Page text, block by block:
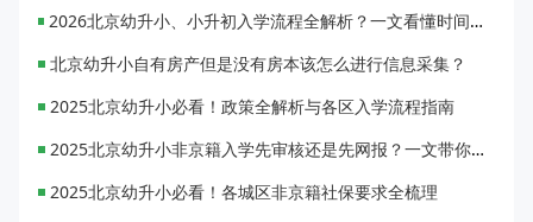
2026北京幼升小、小升初入学流程全解析？一文看懂时间节点与操作步骤
北京幼升小自有房产但是没有房本该怎么进行信息采集？
2025北京幼升小必看！政策全解析与各区入学流程指南
2025北京幼升小非京籍入学先审核还是先网报？一文带你读懂
2025北京幼升小必看！各城区非京籍社保要求全梳理